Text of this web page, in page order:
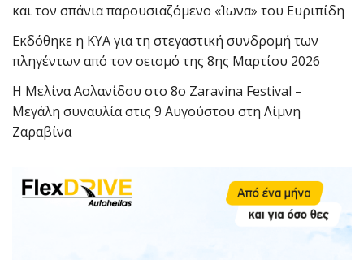
και τον σπάνια παρουσιαζόμενο «Ίωνα» του Ευριπίδη
Εκδόθηκε η ΚΥΑ για τη στεγαστική συνδρομή των
πληγέντων από τον σεισμό της 8ης Μαρτίου 2026
Η Μελίνα Ασλανίδου στο 8ο Zaravina Festival –
Μεγάλη συναυλία στις 9 Αυγούστου στη Λίμνη
Ζαραβίνα